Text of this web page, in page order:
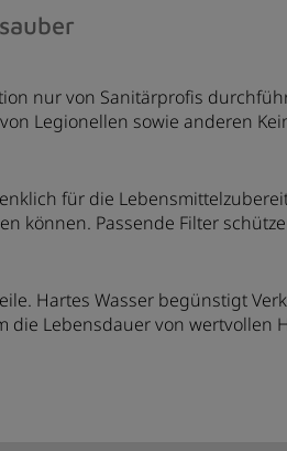
nur von Sanitärprofis
Legionellen sowie anderen
für die
können. Passende Filter
Hartes Wasser begünstigt
die Lebensdauer von wertvollen